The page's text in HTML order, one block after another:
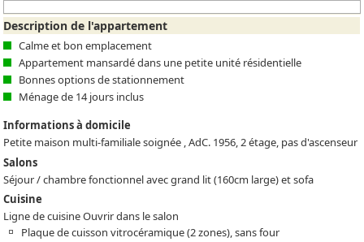
Description de l'appartement
Calme et bon emplacement
Appartement mansardé dans une petite unité résidentielle
Bonnes options de stationnement
Ménage de 14 jours inclus
Informations à domicile
Petite maison multi-familiale soignée , AdC. 1956, 2 étage, pas d'ascenseur
Salons
Séjour / chambre fonctionnel avec grand lit (160cm large) et sofa
Cuisine
Ligne de cuisine Ouvrir dans le salon
Plaque de cuisson vitrocéramique (2 zones), sans four